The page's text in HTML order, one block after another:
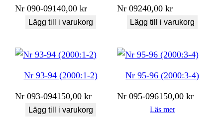
Nr 090-09140,00kr
Lägg till i varukorg
Nr 09240,00kr
Lägg till i varukorg
Nr 93-94 (2000:1-2)
Nr 093-094150,00kr
Lägg till i varukorg
Nr 95-96 (2000:3-4)
Nr 095-096150,00kr
Läs mer